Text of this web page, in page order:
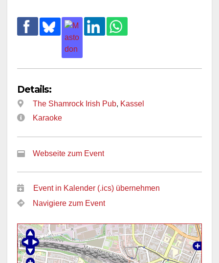
Details:
The Shamrock Irish Pub, Kassel
Karaoke
Webseite zum Event
Event in Kalender (.ics) übernehmen
Navigiere zum Event